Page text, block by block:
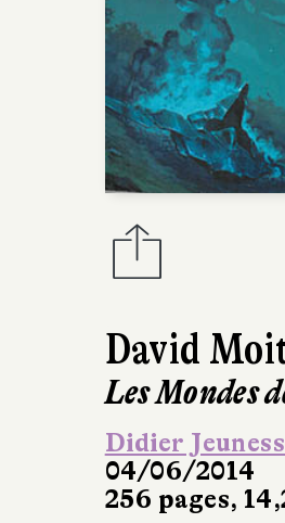
David
Les Mondes
Didier
04/06/2014
256 pages,